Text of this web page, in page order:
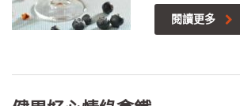
閱讀更多